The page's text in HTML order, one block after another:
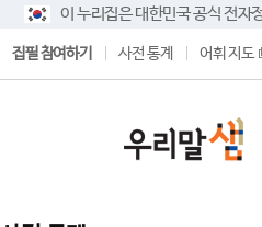
이 누리집은 대한민국 공식 전자
집필 참여하기 사전 통계 어휘 지도